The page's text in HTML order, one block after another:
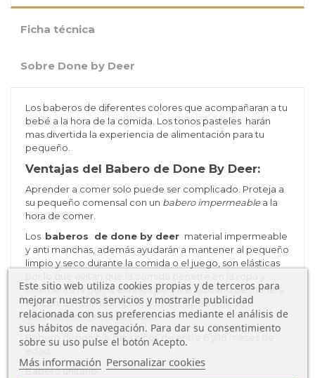
Ficha técnica
Sobre Done by Deer
Los baberos de diferentes colores que acompañaran a tu
bebé a la hora de la comida. Los tonos pasteles harán
mas divertida la experiencia de alimentación para tu
pequeño.
Ventajas del Babero de Done By Deer:
Aprender a comer solo puede ser complicado. Proteja a
su pequeño comensal con un babero impermeablea la
hora de comer.
Los baberos de done by deer material impermeable
y anti manchas, además ayudarán a mantener al pequeño
limpio y seco durante la comida o el juego, son elásticas
finalmente la goma elástica permite ajustarlo de manera
sencilla. Es fácil de limpiar, con un trapo húmedo o
directamente en la lavadora.
Babero disponible para niños de entre 6 y 18 meses de
Babero unitario.
Este sitio web utiliza cookies propias y de terceros para
mejorar nuestros servicios y mostrarle publicidad
relacionada con sus preferencias mediante el análisis de
sus hábitos de navegación. Para dar su consentimiento
sobre su uso pulse el botón Acepto.
Más información Personalizar cookies